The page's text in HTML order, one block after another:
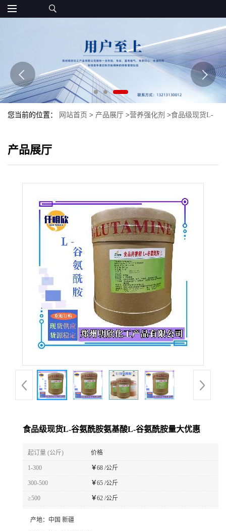
您当前的位置： 网站首页 > 产品展厅 >营养强化剂 >食品级现货L-
产品展厅
食品级现货L-谷氨酰胺氨基酸L-谷氨酰胺量大优惠
起订量 (公斤) 价格
1-300 ￥68 /公斤
300-500 ￥65 /公斤
≥500 ￥62 /公斤
产地： 中国 新疆